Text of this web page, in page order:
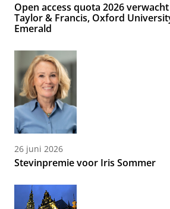
Open access quota 2026
Taylor & Francis, Oxford
Emerald
26 juni 2026
Stevinpremie voor Iris Sommer